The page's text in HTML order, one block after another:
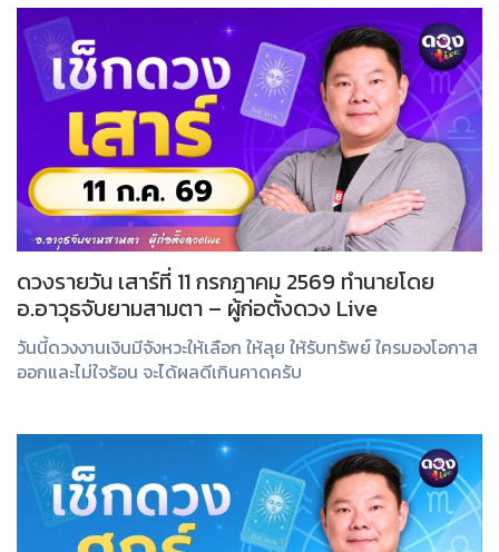
ดวงรายวัน เสาร์ที่ 11 กรกฎาคม 2569 ทำนายโดย
อ.อาวุธจับยามสามตา – ผู้ก่อตั้งดวง Live
วันนี้ดวงงานเงินมีจังหวะให้เลือก ให้ลุย ให้รับทรัพย์ ใครมองโอกาส
ออกและไม่ใจร้อน จะได้ผลดีเกินคาดครับ